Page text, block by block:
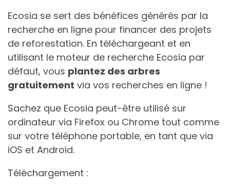
Ecosia se sert des bénéfices générés par la
recherche en ligne pour financer des projets
de reforestation. En téléchargeant et en
utilisant le moteur de recherche Ecosia par
défaut, vous plantez des arbres
gratuitement via vos recherches en ligne !
Sachez que Ecosia peut-être utilisé sur
ordinateur via Firefox ou Chrome tout comme
sur votre téléphone portable, en tant que via
iOS et Android.
Téléchargement :